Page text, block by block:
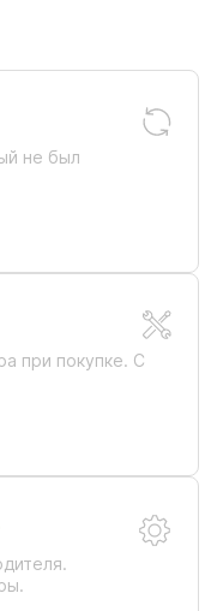
не был
при покупке. С